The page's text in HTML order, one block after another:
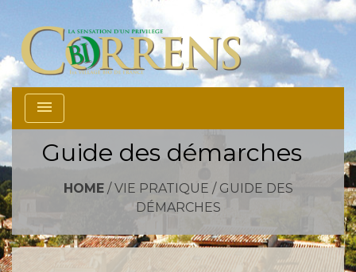
menu
Guide des démarches
HOME/ VIE PRATIQUE / GUIDE DES
DÉMARCHES